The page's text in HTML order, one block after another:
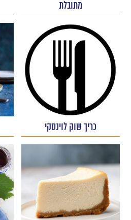
מתובלת
כריך שוק לוינסקי